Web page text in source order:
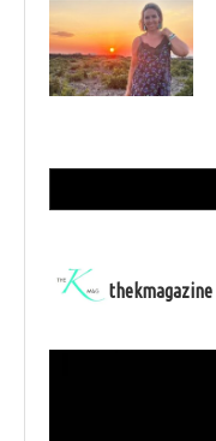
thekmagazine